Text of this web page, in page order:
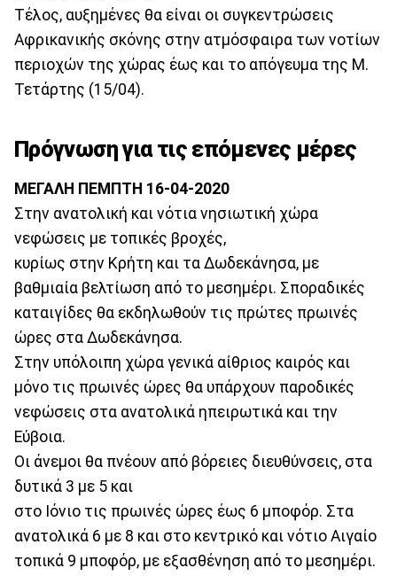
Τέλος, αυξημένες θα είναι οι συγκεντρώσεις
Αφρικανικής σκόνης στην ατμόσφαιρα των νοτίων
περιοχών της χώρας έως και το απόγευμα της Μ.
Τετάρτης (15/04).
Πρόγνωση για τις επόμενες μέρες
ΜΕΓΑΛΗ ΠΕΜΠΤΗ 16-04-2020
Στην ανατολική και νότια νησιωτική χώρα
νεφώσεις με τοπικές βροχές,
κυρίως στην Κρήτη και τα Δωδεκάνησα, με
βαθμιαία βελτίωση από το μεσημέρι. Σποραδικές
καταιγίδες θα εκδηλωθούν τις πρώτες πρωινές
ώρες στα Δωδεκάνησα.
Στην υπόλοιπη χώρα γενικά αίθριος καιρός και
μόνο τις πρωινές ώρες θα υπάρχουν παροδικές
νεφώσεις στα ανατολικά ηπειρωτικά και την
Εύβοια.
Οι άνεμοι θα πνέουν από βόρειες διευθύνσεις, στα
δυτικά 3 με 5 και
στο Ιόνιο τις πρωινές ώρες έως 6 μποφόρ. Στα
ανατολικά 6 με 8 και στο κεντρικό και νότιο Αιγαίο
τοπικά 9 μποφόρ, με εξασθένηση από το μεσημέρι.